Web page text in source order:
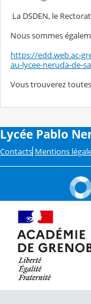
La DSDEN, le
Nous sommes
https://edd.web.ac-
au-lycee-neruda-de-
Vous trouverez
Lycée Pablo
Contacts Mentions